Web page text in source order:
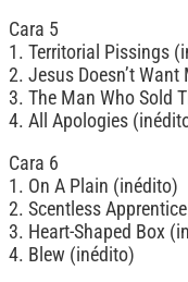
Cara 5
1. Territorial Pissings
2. Jesus Doesn’t
3. The Man Who Sold
4. All Apologies
Cara 6
1. On A Plain (inédito)
2. Scentless
3. Heart-Shaped Box
4. Blew (inédito)